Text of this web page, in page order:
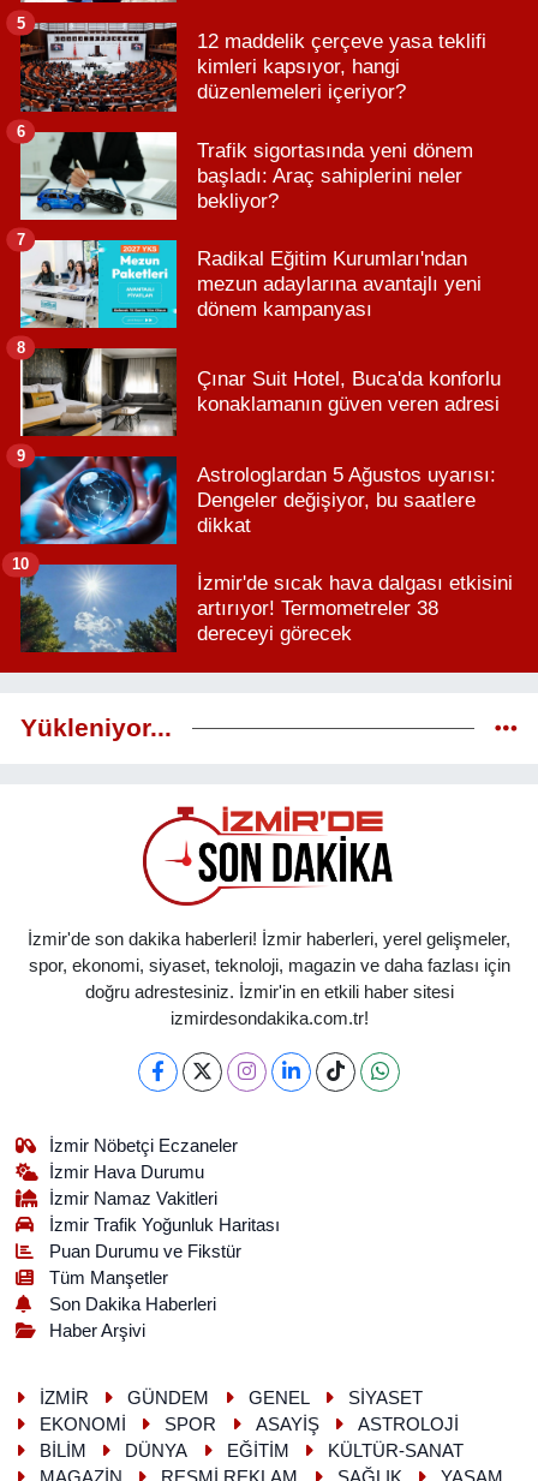
12 maddelik çerçeve yasa teklifi
kimleri kapsıyor, hangi
düzenlemeleri içeriyor?
5
Trafik sigortasında yeni dönem
başladı: Araç sahiplerini neler
bekliyor?
6
Radikal Eğitim Kurumları'ndan
mezun adaylarına avantajlı yeni
dönem kampanyası
7
Çınar Suit Hotel, Buca'da konforlu
konaklamanın güven veren adresi
8
Astrologlardan 5 Ağustos uyarısı:
Dengeler değişiyor, bu saatlere
dikkat
9
İzmir'de sıcak hava dalgası etkisini
artırıyor! Termometreler 38
dereceyi görecek
10
Yükleniyor...
İzmir'de son dakika haberleri! İzmir haberleri, yerel gelişmeler,
spor, ekonomi, siyaset, teknoloji, magazin ve daha fazlası için
doğru adrestesiniz. İzmir'in en etkili haber sitesi
izmirdesondakika.com.tr!
İzmir Nöbetçi Eczaneler
İzmir Hava Durumu
İzmir Namaz Vakitleri
İzmir Trafik Yoğunluk Haritası
Puan Durumu ve Fikstür
Tüm Manşetler
Son Dakika Haberleri
Haber Arşivi
İZMİR GÜNDEM GENEL
SİYASET
EKONOMİ
SPOR ASAYİŞ
ASTROLOJİ
BİLİM
DÜNYA EĞİTİM
KÜLTÜR-SANAT